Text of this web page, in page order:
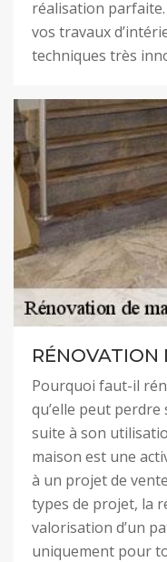
réalisation
vos travaux
techniques très
RÉNOVATION
Pourquoi faut-il
qu’elle peut
suite à son
maison est une
à un projet de
types de projet, la
valorisation d’un
uniquement pour